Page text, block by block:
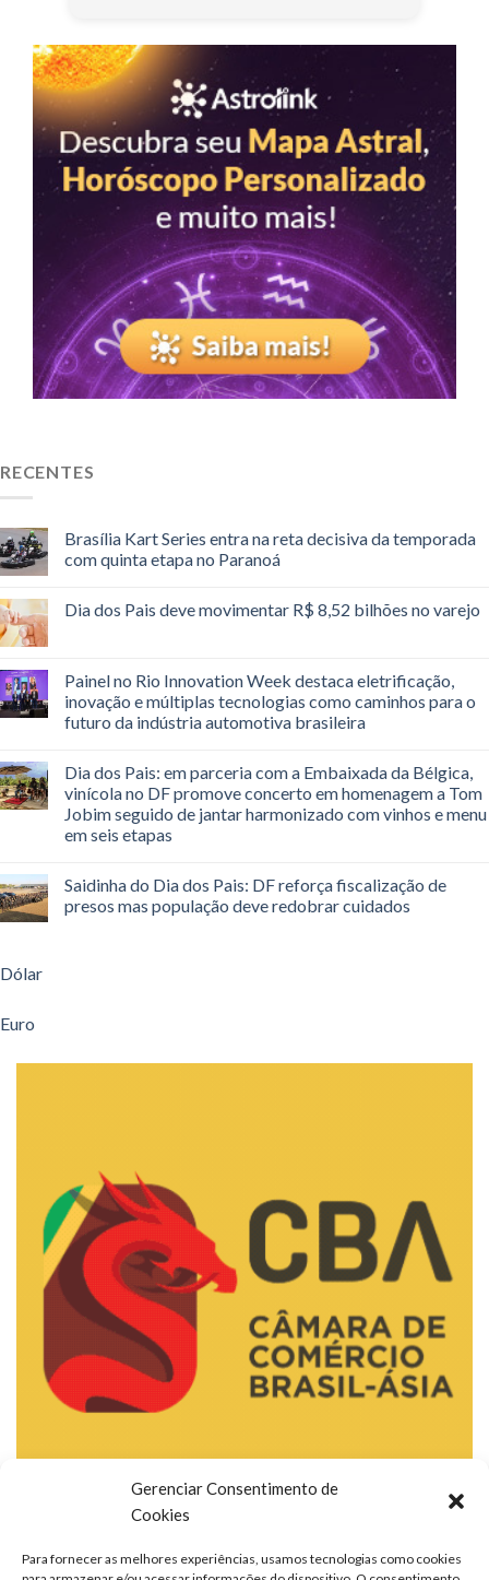
Gerenciar Consentimento de
Cookies
Para fornecer as melhores experiências, usamos tecnologias como cookies
RECENTES
Brasília Kart Series entra na reta decisiva da temporada
com quinta etapa no Paranoá
Dia dos Pais deve movimentar R$ 8,52 bilhões no varejo
Painel no Rio Innovation Week destaca eletrificação,
inovação e múltiplas tecnologias como caminhos para o
futuro da indústria automotiva brasileira
Dia dos Pais: em parceria com a Embaixada da Bélgica,
vinícola no DF promove concerto em homenagem a Tom
Jobim seguido de jantar harmonizado com vinhos e menu
em seis etapas
Saidinha do Dia dos Pais: DF reforça fiscalização de
presos mas população deve redobrar cuidados
Dólar
Euro